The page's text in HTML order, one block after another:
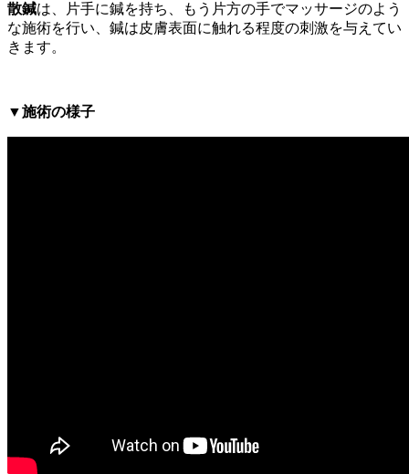
散鍼は、片手に鍼を持ち、もう片方の手でマッサージのよう
な施術を行い、鍼は皮膚表面に触れる程度の刺激を与えてい
きます。
▼施術の様子